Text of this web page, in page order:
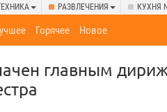
РАЗВЛЕЧЕНИЯ КУХНЯ
Горячее Новое
главным